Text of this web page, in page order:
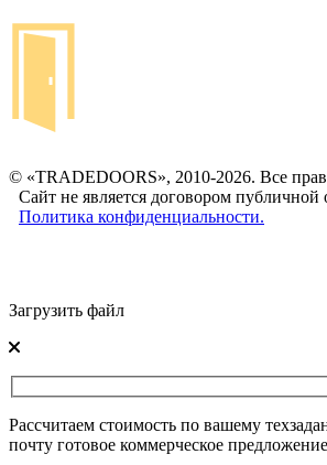
© «TRADEDOORS», 2010-2026. Все
Сайт не является договором публичной
Политика конфиденциальности.
Загрузить файл
Рассчитаем стоимость по вашему
почту готовое коммерческое